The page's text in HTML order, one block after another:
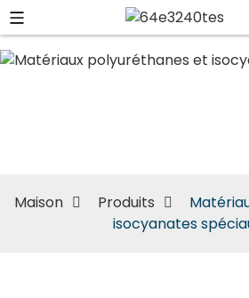
Matériaux
Maison Produits
isocyanates